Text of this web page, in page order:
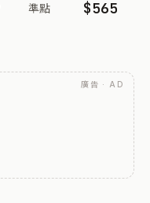
準點 $565
廣告 · AD